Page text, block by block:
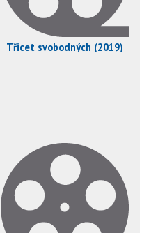
Třicet svobodných (2019)